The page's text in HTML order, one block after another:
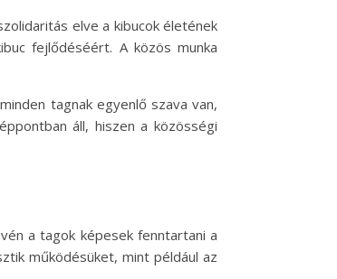
elve a kibucok életének
fejlődéséért. A közös munka
tagnak egyenlő szava van,
áll, hiszen a közösségi
a tagok képesek fenntartani a
működésüket, mint például az